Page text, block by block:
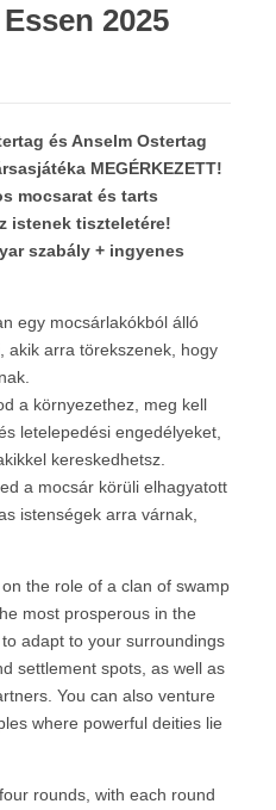
2025
és Anselm Ostertag
MEGÉRKEZETT!
mocsarat és tarts
istenek tiszteletére!
szabály + ingyenes
egy mocsárlakókból álló
akik arra törekszenek, hogy
a környezethez, meg kell
letelepedési engedélyeket,
kereskedhetsz.
a mocsár körüli elhagyatott
istenségek arra várnak,
on the role of a clan of swamp
most prosperous in the
adapt to your surroundings
settlement spots, as well as
You can also venture
where powerful deities lie
rounds, with each round